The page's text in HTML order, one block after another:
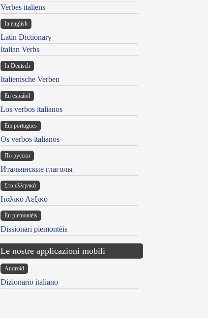
Verbes italiens
In english
Latin Dictionary
Italian Verbs
In Deutsch
Italienische Verben
En español
Los verbos italianos
Em portugues
Os verbos italianos
По русски
Итальянские глаголы
Στα ελληνικά
Ιταλικό Λεξικό
Ën piemontèis
Dissionari piemontèis
Le nostre applicazioni mobili
Android
Dizionario italiano